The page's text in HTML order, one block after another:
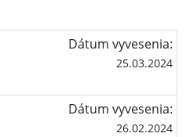
Dátum vyvesenia:
25.03.2024
Dátum vyvesenia:
26.02.2024